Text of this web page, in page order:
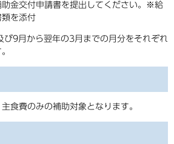
助金交付申請書を提出してください。※給
を添付
9月から翌年の3月までの月分をそれぞれ
食費のみの補助対象となります。